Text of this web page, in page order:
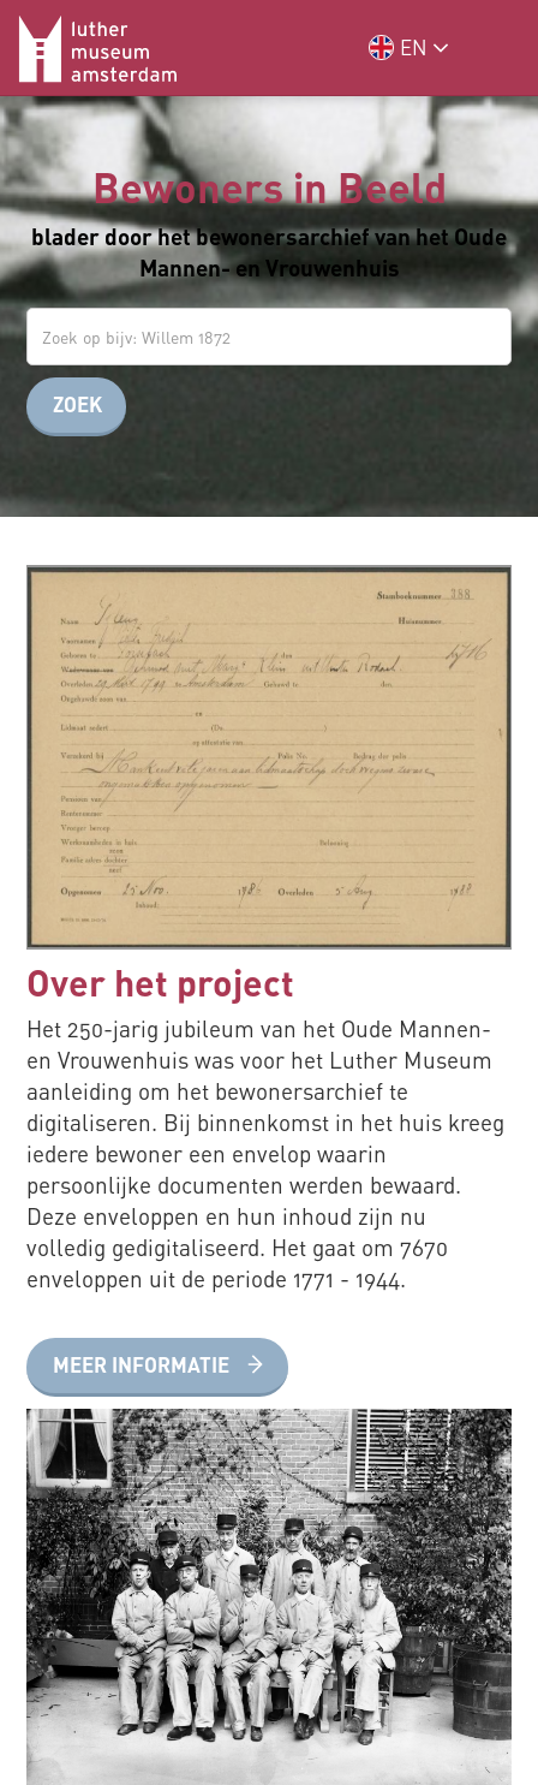
EN
Bewoners in Beeld
blader door het bewonersarchief van het Oude
Mannen- en Vrouwenhuis
Over het project
Het 250-jarig jubileum van het Oude Mannen-
en Vrouwenhuis was voor het Luther Museum
aanleiding om het bewonersarchief te
digitaliseren. Bij binnenkomst in het huis kreeg
iedere bewoner een envelop waarin
persoonlijke documenten werden bewaard.
Deze enveloppen en hun inhoud zijn nu
volledig gedigitaliseerd. Het gaat om 7670
enveloppen uit de periode 1771 - 1944.
MEER INFORMATIE